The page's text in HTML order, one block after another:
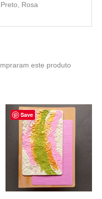
Rosa
este produto
Save